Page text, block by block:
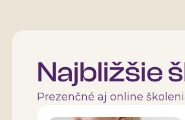
Najbližšie
Prezenčné aj online